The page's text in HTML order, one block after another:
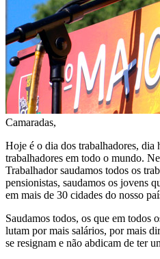
Camaradas,
Hoje é o dia dos trabalhadores,
trabalhadores em todo o mundo.
Trabalhador saudamos todos os
pensionistas, saudamos os jovens
em mais de 30 cidades do nosso
Saudamos todos, os que em todos
lutam por mais salários, por mais
se resignam e não abdicam de ter